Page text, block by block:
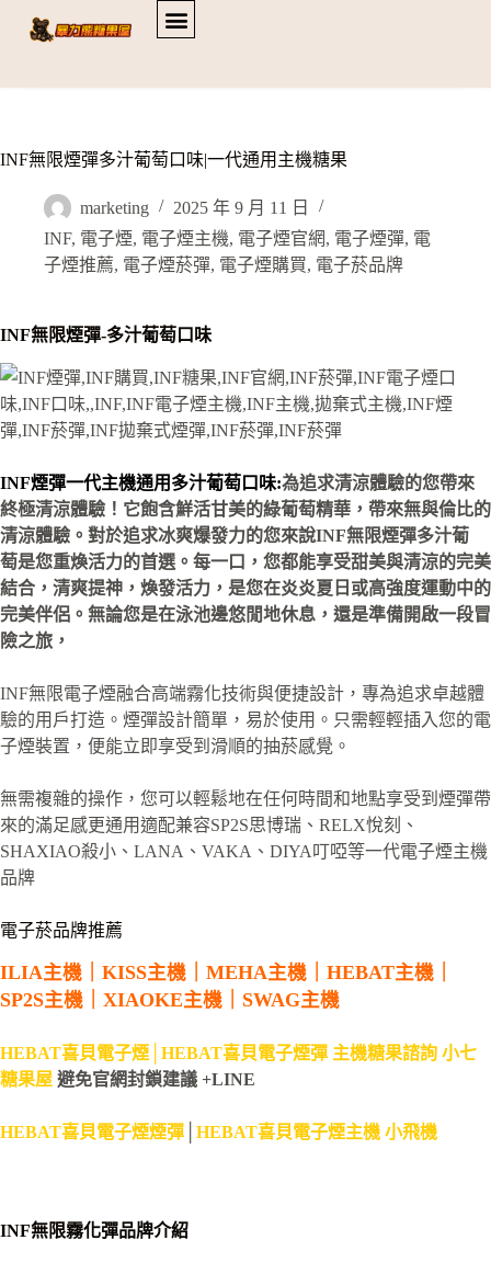
INF無限煙彈多汁葡萄口味|一代通用主機糖果
marketing
2025 年 9 月 11 日
INF, 電子煙, 電子煙主機, 電子煙官網, 電子煙彈, 電
子煙推薦, 電子煙菸彈, 電子煙購買, 電子菸品牌
INF無限煙彈-多汁葡萄口味
INF煙彈一代主機通用多汁葡萄口味:為追求清涼體驗的您帶來
終極清涼體驗！它飽含鮮活甘美的綠葡萄精華，帶來無與倫比的
清涼體驗。對於追求冰爽爆發力的您來說INF無限煙彈多汁葡
萄是您重煥活力的首選。 每一口，您都能享受甜美與清涼的完美
結合，清爽提神，煥發活力，是您在炎炎夏日或高強度運動中的
完美伴侶。無論您是在泳池邊悠閒地休息，還是準備開啟一段冒
險之旅，
INF無限電子煙融合高端霧化技術與便捷設計，專為追求卓越體
驗的用戶打造。煙彈設計簡單，易於使用。只需輕輕插入您的電
子煙裝置，便能立即享受到滑順的抽菸感覺。
無需複雜的操作，您可以輕鬆地在任何時間和地點享受到煙彈帶
來的滿足感更通用適配兼容SP2S思博瑞、RELX悅刻、
SHAXIAO殺小、LANA、VAKA、DIYA叮啞等一代電子煙主機
品牌
電子菸品牌推薦
ILIA主機 KISS主機 MEHA主機 HEBAT主機
SP2S主機
XIAOKE主機 SWAG主機
HEBAT喜貝電子煙│HEBAT喜貝電子煙彈 主機糖果諮詢 小七
糖果屋 避免官網封鎖建議 +LINE
HEBAT喜貝電子煙煙彈 HEBAT喜貝電子煙主機 小飛機
INF無限霧化彈品牌介紹